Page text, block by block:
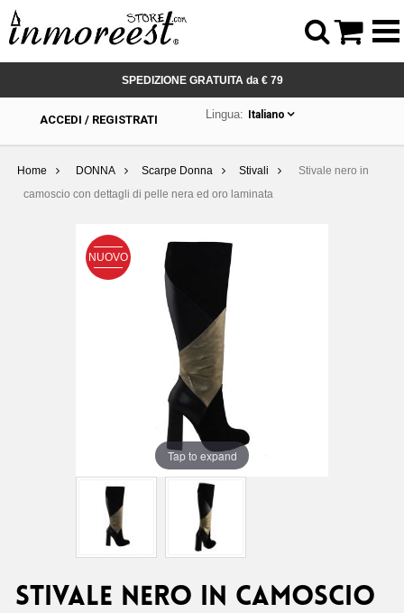
SPEDIZIONE GRATUITA da € 79
ACCEDI / REGISTRATI Lingua: Italiano
Home DONNA Scarpe Donna Stivali
Stivale nero in
camoscio con dettagli di pelle nera ed oro laminata
NUOVO
Tap to expand
Stivale nero in camoscio
 